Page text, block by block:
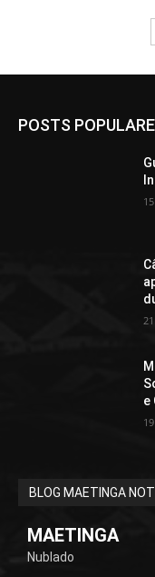
POSTS
e
BLOG MAETINGA
MAETINGA
Nublado